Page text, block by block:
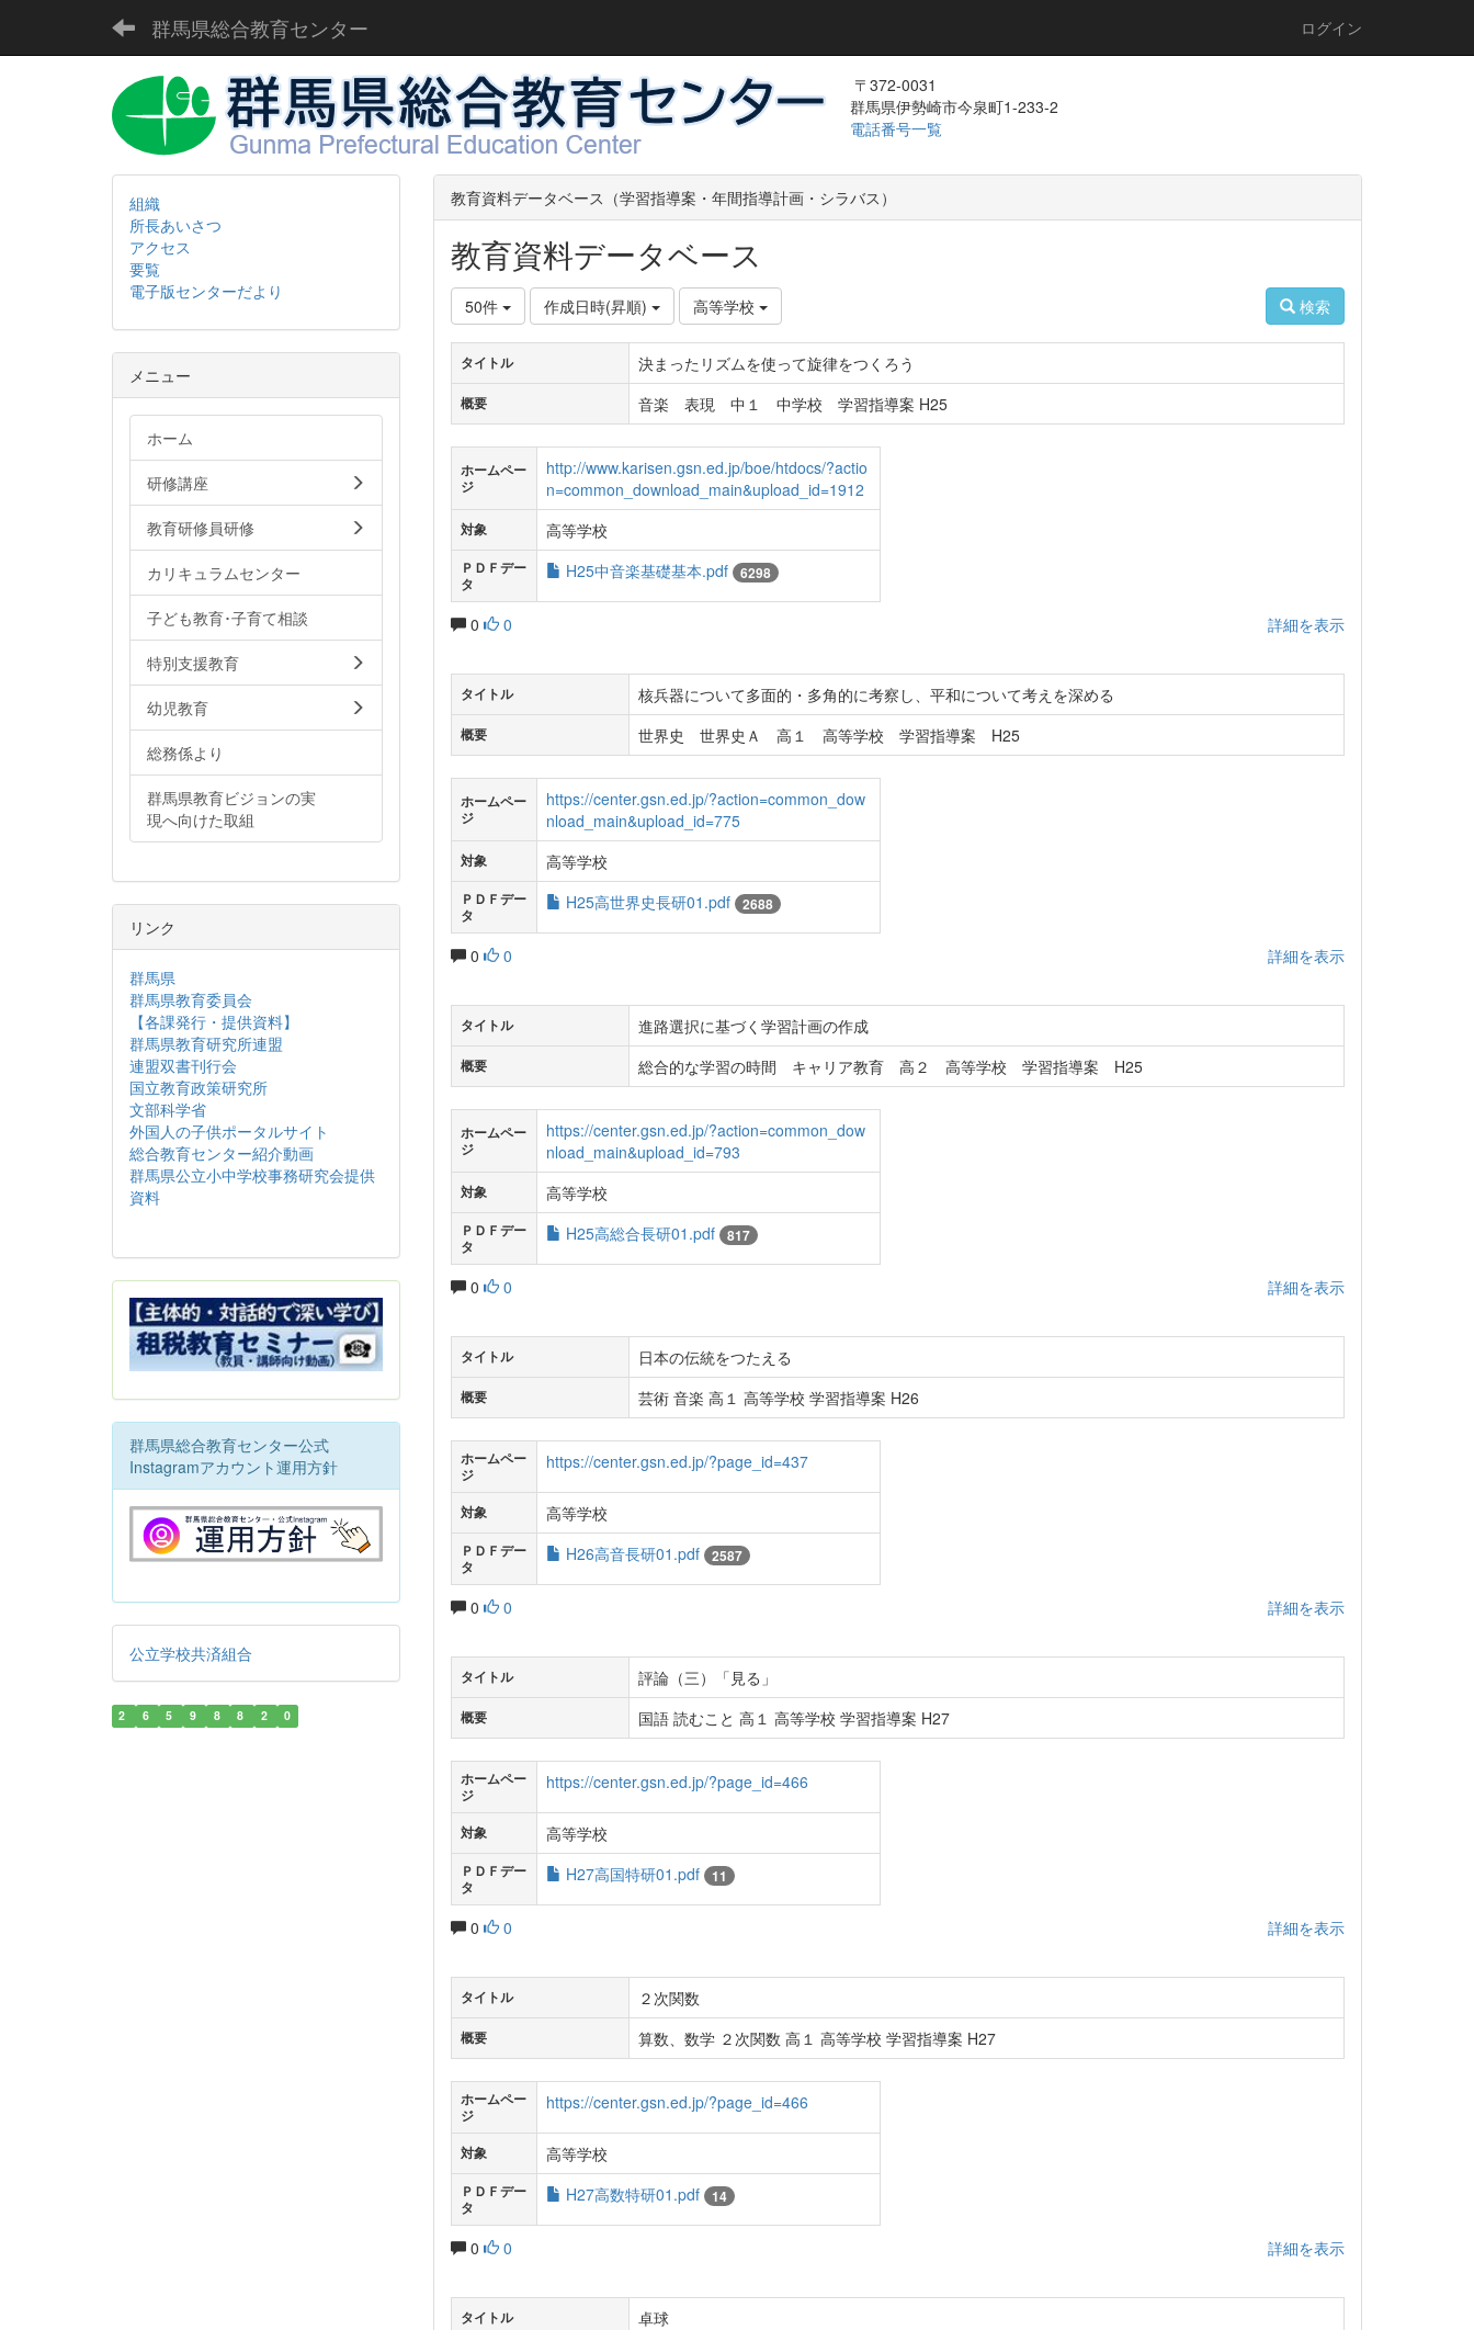
群馬県総合教育センター ログイン
〒372-0031
群馬県伊勢崎市今泉町1-233-2
電話番号一覧
教育資料データベース（学習指導案・年間指導計画・シラバス）
教育資料データベース
50件 作成日時(昇順) 高等学校 検索
タイトル 決まったリズムを使って旋律をつくろう
概要 音楽 表現 中１ 中学校 学習指導案 H25
ホームペー
ジ
http://www.karisen.gsn.ed.jp/boe/htdocs/?actio
n=common_download_main&upload_id=1912
対象 高等学校
ＰＤＦデー
タ
H25中音楽基礎基本.pdf 6298
0 0 詳細を表示
タイトル 核兵器について多面的・多角的に考察し、平和について考えを深める
概要 世界史 世界史Ａ 高１ 高等学校 学習指導案 H25
ホームペー
ジ
https://center.gsn.ed.jp/?action=common_dow
nload_main&upload_id=775
対象 高等学校
ＰＤＦデー
タ
H25高世界史長研01.pdf 2688
0 0 詳細を表示
タイトル 進路選択に基づく学習計画の作成
概要 総合的な学習の時間 キャリア教育 高２ 高等学校 学習指導案 H25
ホームペー
ジ
https://center.gsn.ed.jp/?action=common_dow
nload_main&upload_id=793
対象 高等学校
ＰＤＦデー
タ
H25高総合長研01.pdf 817
0 0 詳細を表示
タイトル 日本の伝統をつたえる
概要 芸術 音楽 高１ 高等学校 学習指導案 H26
ホームペー
ジ
https://center.gsn.ed.jp/?page_id=437
対象 高等学校
ＰＤＦデー
タ
H26高音長研01.pdf 2587
0 0 詳細を表示
タイトル 評論（三）「見る」
概要 国語 読むこと 高１ 高等学校 学習指導案 H27
ホームペー
ジ
https://center.gsn.ed.jp/?page_id=466
対象 高等学校
ＰＤＦデー
タ
H27高国特研01.pdf 11
0 0 詳細を表示
タイトル ２次関数
概要 算数、数学 ２次関数 高１ 高等学校 学習指導案 H27
ホームペー
ジ
https://center.gsn.ed.jp/?page_id=466
対象 高等学校
ＰＤＦデー
タ
H27高数特研01.pdf 14
0 0 詳細を表示
タイトル 卓球
組織
所長あいさつ
アクセス
要覧
電子版センターだより
メニュー
ホーム
研修講座
教育研修員研修
カリキュラムセンター
子ども教育･子育て相談
特別支援教育
幼児教育
総務係より
群馬県教育ビジョンの実
現へ向けた取組
リンク
群馬県
群馬県教育委員会
【各課発行・提供資料】
群馬県教育研究所連盟
連盟双書刊行会
国立教育政策研究所
文部科学省
外国人の子供ポータルサイト
総合教育センター紹介動画
群馬県公立小中学校事務研究会提供
資料
群馬県総合教育センター公式
Instagramアカウント運用方針
公立学校共済組合
2 6 5 9 8 8 2 0